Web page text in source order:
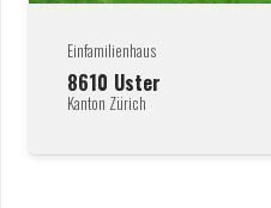
Einfamilienhaus
8610 Uster
Kanton Zürich